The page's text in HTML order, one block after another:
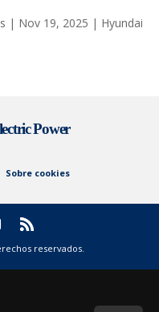
| Nov 19, 2025 | Hyundai
Sobre cookies
reservados.